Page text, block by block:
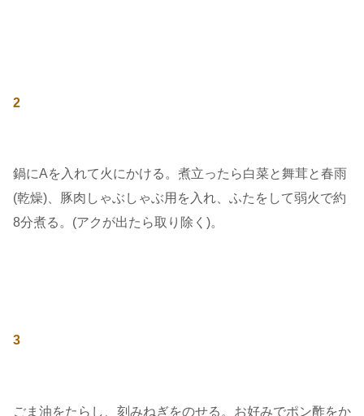
2
鍋にAを入れて火にかける。煮立ったら白菜と舞茸と春雨
(乾燥)、豚肉しゃぶしゃぶ用を入れ、ふたをして弱火で約
8分煮る。(アクが出たら取り除く)。
3
ごま油をたらし、刻みねぎをのせる。お好みでポン酢をか